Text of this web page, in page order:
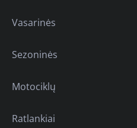
Vasarinės
Sezoninės
Motociklų
Ratlankiai